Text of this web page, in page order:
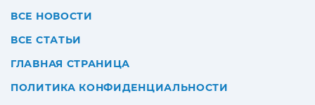
ВСЕ НОВОСТИ
ВСЕ СТАТЬИ
ГЛАВНАЯ СТРАНИЦА
ПОЛИТИКА КОНФИДЕНЦИАЛЬНОСТИ